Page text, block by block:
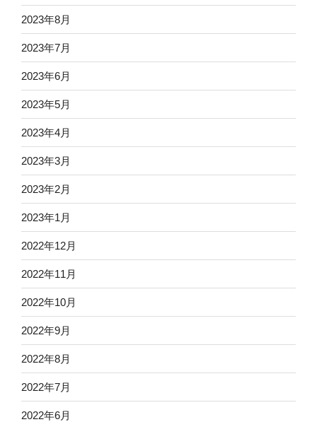
2023年8月
2023年7月
2023年6月
2023年5月
2023年4月
2023年3月
2023年2月
2023年1月
2022年12月
2022年11月
2022年10月
2022年9月
2022年8月
2022年7月
2022年6月